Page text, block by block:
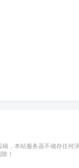
，本站服务器不储存任何
！